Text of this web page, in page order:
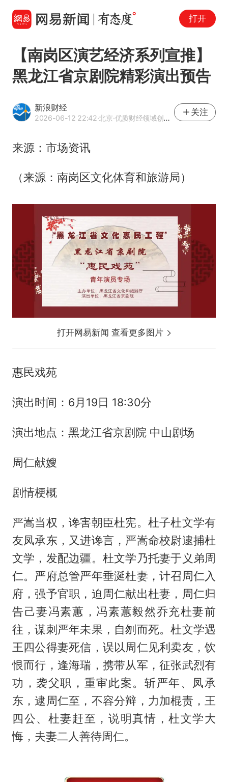
打开
【南岗区演艺经济系列宣推】
黑龙江省京剧院精彩演出预告
新浪财经
2026-06-12 22:42·北京·优质财经领域创作者
关注
来源：市场资讯
（来源：南岗区文化体育和旅游局）
打开网易新闻 查看更多图片
惠民戏苑
演出时间：6月19日 18:30分
演出地点：黑龙江省京剧院 中山剧场
周仁献嫂
剧情梗概
严嵩当权，谗害朝臣杜宪。杜子杜文学有
友凤承东，又进谗言，严嵩命校尉逮捕杜
文学，发配边疆。杜文学乃托妻于义弟周
仁。严府总管严年垂涎杜妻，计召周仁入
府，强予官职，迫周仁献出杜妻，周仁归
告己妻冯素蕙，冯素蕙毅然乔充杜妻前
往，谋刺严年未果，自刎而死。杜文学遇
王四公得妻死信，误以周仁见利卖友，饮
恨而行，逢海瑞，携带从军，征张武烈有
功，袭父职，重审此案。斩严年、凤承
东，逮周仁至，不容分辩，力加棍责，王
四公、杜妻赶至，说明真情，杜文学大
悔，夫妻二人善待周仁。